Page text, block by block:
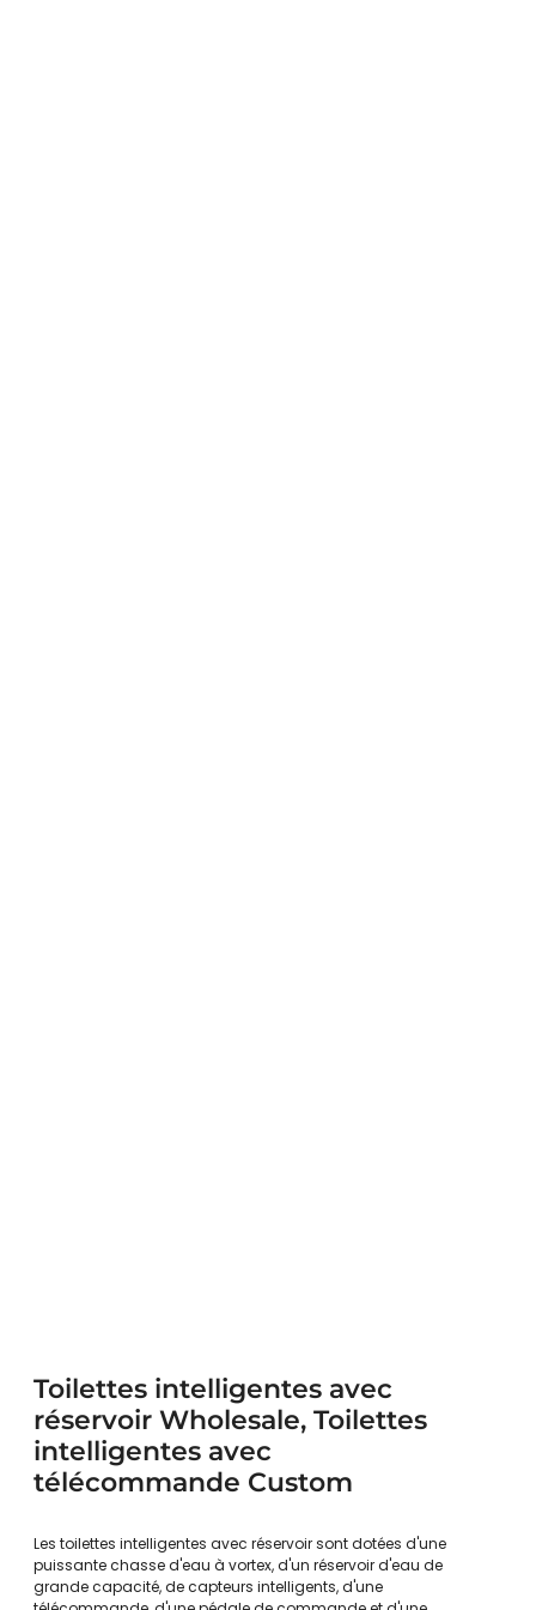
Toilettes intelligentes avec
réservoir Wholesale, Toilettes
intelligentes avec
télécommande Custom
Les toilettes intelligentes avec réservoir sont dotées d'une
puissante chasse d'eau à vortex, d'un réservoir d'eau de
grande capacité, de capteurs intelligents, d'une